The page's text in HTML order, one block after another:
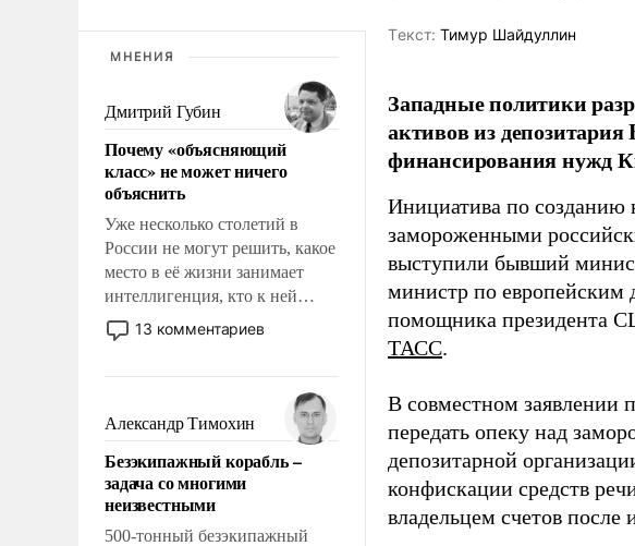
МНЕНИЯ
Дмитрий Губин
Почему «объясняющий
класс» не может ничего
объяснить
Уже несколько столетий в
России не могут решить, какое
место в её жизни занимает
интеллигенция, кто к ней
принадлежит, а кого из неё
исключили с правом
чем она отличается от просто
образованных людей. Иногда
казалось, что эти вопросы
решены раз и навсегда, но –
нет, не решены.
13 комментариев
Александр Тимохин
Безэкипажный корабль –
задача со многими
неизвестными
500-тонный безэкипажный
Tекст: Тимур Шайдуллин
Западные политики
активов из
финансирования нужд
Инициатива по созданию
замороженными
выступили бывший
министр по европейским
помощника президента
ТАСС.
В совместном заявлении
передать опеку над
депозитарной
конфискации средств
владельцем счетов после